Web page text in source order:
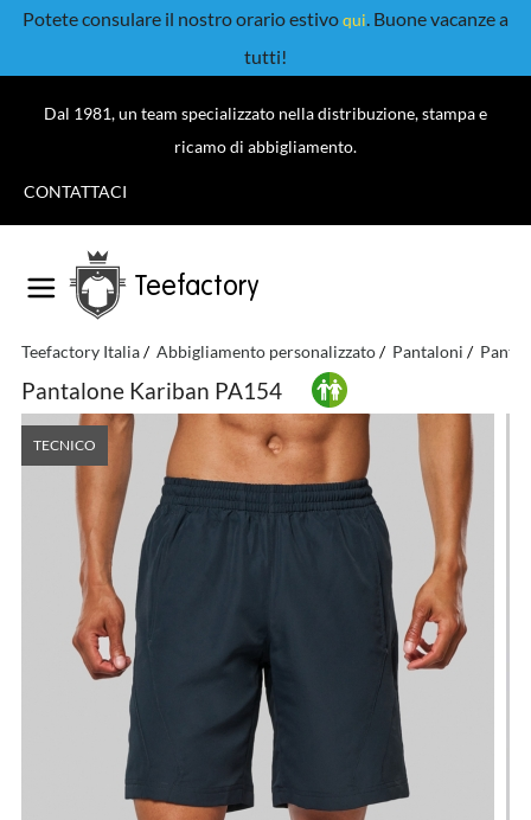
Potete consulare il nostro orario estivoqui. Buone vacanze a
tutti!
Dal 1981, un team specializzato nella distribuzione, stampa e
ricamo di abbigliamento.
CONTATTACI
Teefactory
Teefactory Italia Abbigliamento personalizzato Pantaloni
Pantalone Kariban PA154
TECNICO